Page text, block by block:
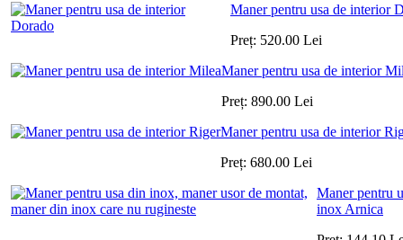
Maner pentru usa de interior
Preț: 520.00 Lei
Maner pentru usa de interior
Preț: 890.00 Lei
Maner pentru usa de interior
Preț: 680.00 Lei
Maner pentru
inox Arnica